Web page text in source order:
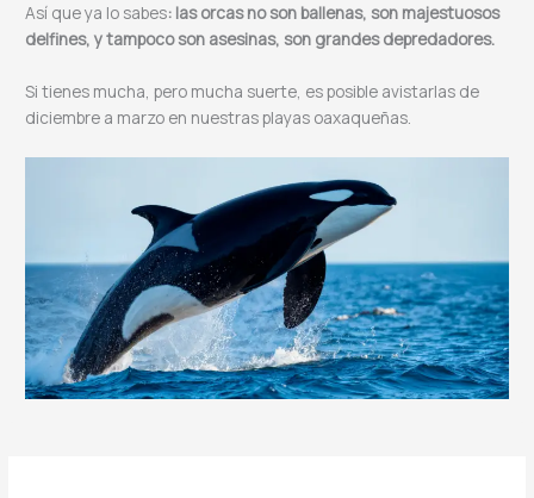
Así que ya lo sabes: las orcas no son ballenas, son majestuosos
delfines, y tampoco son asesinas, son grandes depredadores.
Si tienes mucha, pero mucha suerte, es posible avistarlas de
diciembre a marzo en nuestras playas oaxaqueñas.